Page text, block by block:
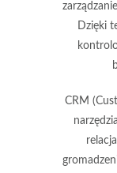
Dzięki
CRM